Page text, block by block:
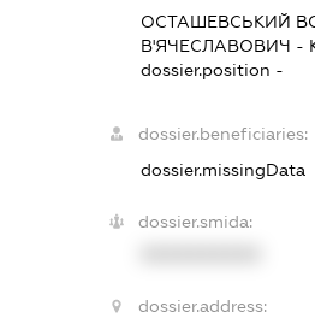
ОСТАШЕВСЬКИЙ
В'ЯЧЕСЛАВОВИЧ -
dossier.position -
dossier.beneficiaries:
dossier.missingData
dossier.smida:
dossier.address: